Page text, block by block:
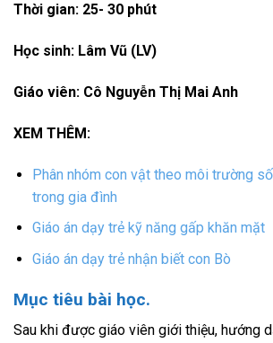
Thời gian: 25- 30 phút
Học sinh: Lâm Vũ (LV)
Giáo viên: Cô Nguyễn Thị Mai Anh
XEM THÊM:
Phân nhóm con vật theo môi trường
trong gia đình
Giáo án dạy trẻ kỹ năng gấp khăn mặt
Giáo án dạy trẻ nhận biết con Bò
Mục tiêu bài học.
Sau khi được giáo viên giới thiệu, hướng